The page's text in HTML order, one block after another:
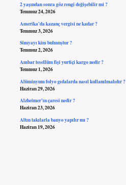
2 yaşından sonra göz rengi değişebilir mi ?
Temmuz 24, 2026
Amerika’da kazanç vergisi ne kadar ?
Temmuz 3, 2026
Simyayı kim bulmuştur ?
Temmuz 2, 2026
Ambar tesellüm fişi yurtiçi kargo nedir ?
Temmuz 1, 2026
Alüminyum folyo gıdalarda nasıl kullanılmalıdır ?
Haziran 29, 2026
Alzheimer’ın çaresi nedir ?
Haziran 23, 2026
Altın takılarla banyo yapılır mı ?
Haziran 19, 2026